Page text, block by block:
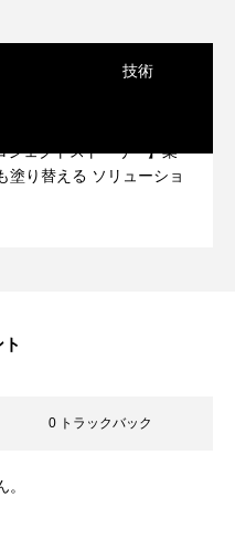
技術
ジェクトストーリー】業
塗り替える ソリューショ
0 トラックバック